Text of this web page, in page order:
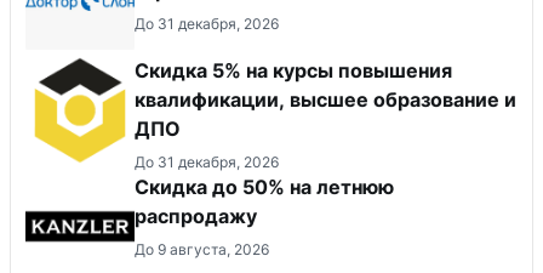
До 31 декабря, 2026
Скидка 5% на курсы повышения
квалификации, высшее образование и
ДПО
До 31 декабря, 2026
Скидка до 50% на летнюю
распродажу
До 9 августа, 2026